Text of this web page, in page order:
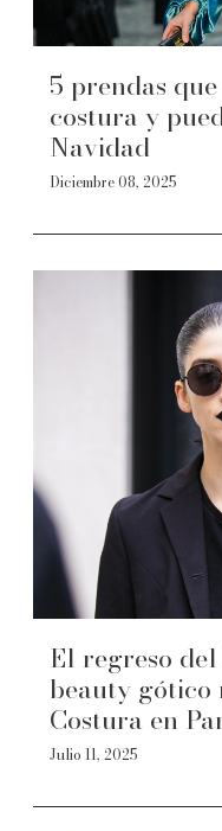
5 prendas
costura y
Navidad
Diciembre 08, 2025
El regreso
beauty
Costura en
Julio 11, 2025